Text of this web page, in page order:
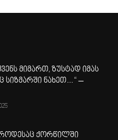
მიმართ, ზუსტად იმას
სიზმარში ნახეთ…“ –
როდესაც ქორწილში